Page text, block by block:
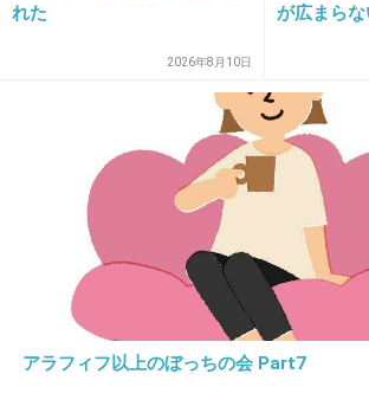
25. 匿名
なのに移民〜移民〜ってアホかよ
2件の返信
+48
2026/07/07(火) 22:43:03
銀行と決済業者の区別もつかない
れた
2026年8月10日
が広まら
アラフィフ以上のぼっちの会 Part7